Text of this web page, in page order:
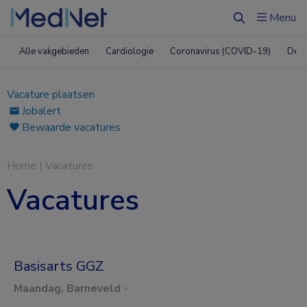
ZoekenMenu
Alle vakgebieden Cardiologie Coronavirus (COVID-19)
Vacature plaatsen
Jobalert
Bewaarde vacatures
Home | Vacatures
Vacatures
Basisarts GGZ
Maandag, Barneveld